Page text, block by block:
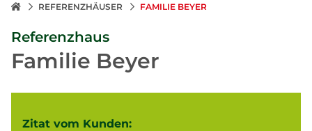
REFERENZHÄUSER FAMILIE BEYER
Referenzhaus
Familie Beyer
Zitat vom Kunden: